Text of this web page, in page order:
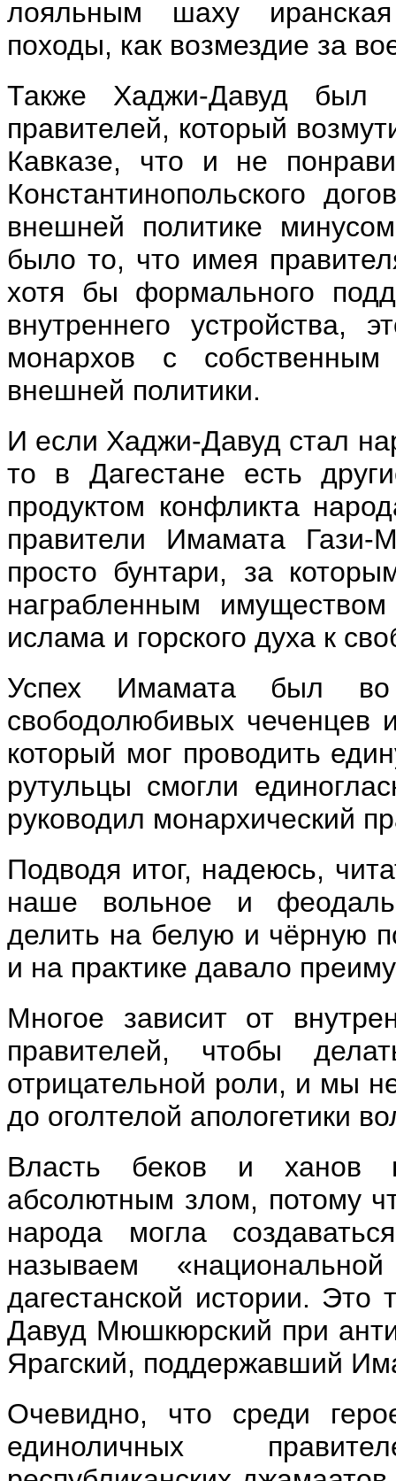
лояльным шаху
походы, как возмездие за
Также Хаджи-Давуд был
правителей, который
Кавказе, что и не
Константинопольского
внешней политике
было то, что имея
хотя бы формального
внутреннего устройства,
монархов с
внешней политики.
И если Хаджи-Давуд стал
то в Дагестане есть
продуктом конфликта
правители Имамата
просто бунтари, за
награбленным
ислама и горского духа к
Успех Имамата был
свободолюбивых чеченцев
который мог проводить
рутульцы смогли
руководил монархический
Подводя итог, надеюсь,
наше вольное и
делить на белую и чёрную
и на практике давало
Многое зависит от
правителей, чтобы
отрицательной роли, и мы
до оголтелой апологетики
Власть беков и ханов
абсолютным злом, потому
народа могла
называем
дагестанской истории.
Давуд Мюшкюрский при
Ярагский, поддержавший
Очевидно, что среди
единоличных